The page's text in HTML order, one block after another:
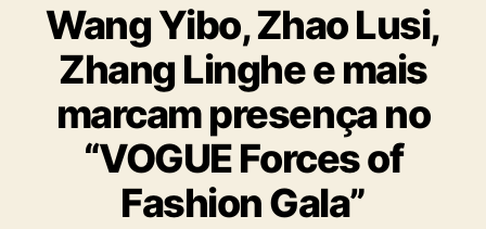
S
e
g
u
n
d
a
u
e
g
o
r
a
Wang Yibo, Zhao Lusi,
Zhang Linghe e mais
marcam presença no
“VOGUE Forces of
Fashion Gala”